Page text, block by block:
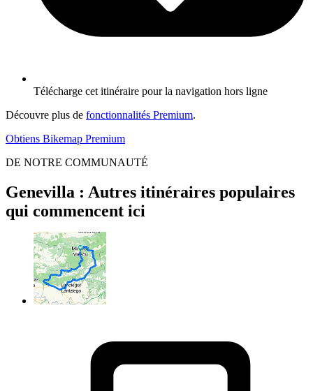
Télécharge cet itinéraire pour la navigation hors ligne
Découvre plus de fonctionnalités Premium.
Obtiens Bikemap Premium
DE NOTRE COMMUNAUTÉ
Genevilla : Autres itinéraires populaires
qui commencent ici